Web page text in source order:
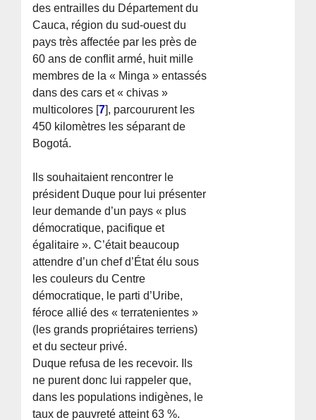
des entrailles du Département du
Cauca, région du sud-ouest du
pays très affectée par les près de
60 ans de conflit armé, huit mille
membres de la « Minga » entassés
dans des cars et « chivas »
multicolores [7], parcoururent les
450 kilomètres les séparant de
Bogotá.
Ils souhaitaient rencontrer le
président Duque pour lui présenter
leur demande d’un pays « plus
démocratique, pacifique et
égalitaire ». C’était beaucoup
attendre d’un chef d’État élu sous
les couleurs du Centre
démocratique, le parti d’Uribe,
féroce allié des « terratenientes »
(les grands propriétaires terriens)
et du secteur privé.
Duque refusa de les recevoir. Ils
ne purent donc lui rappeler que,
dans les populations indigènes, le
taux de pauvreté atteint 63 %.